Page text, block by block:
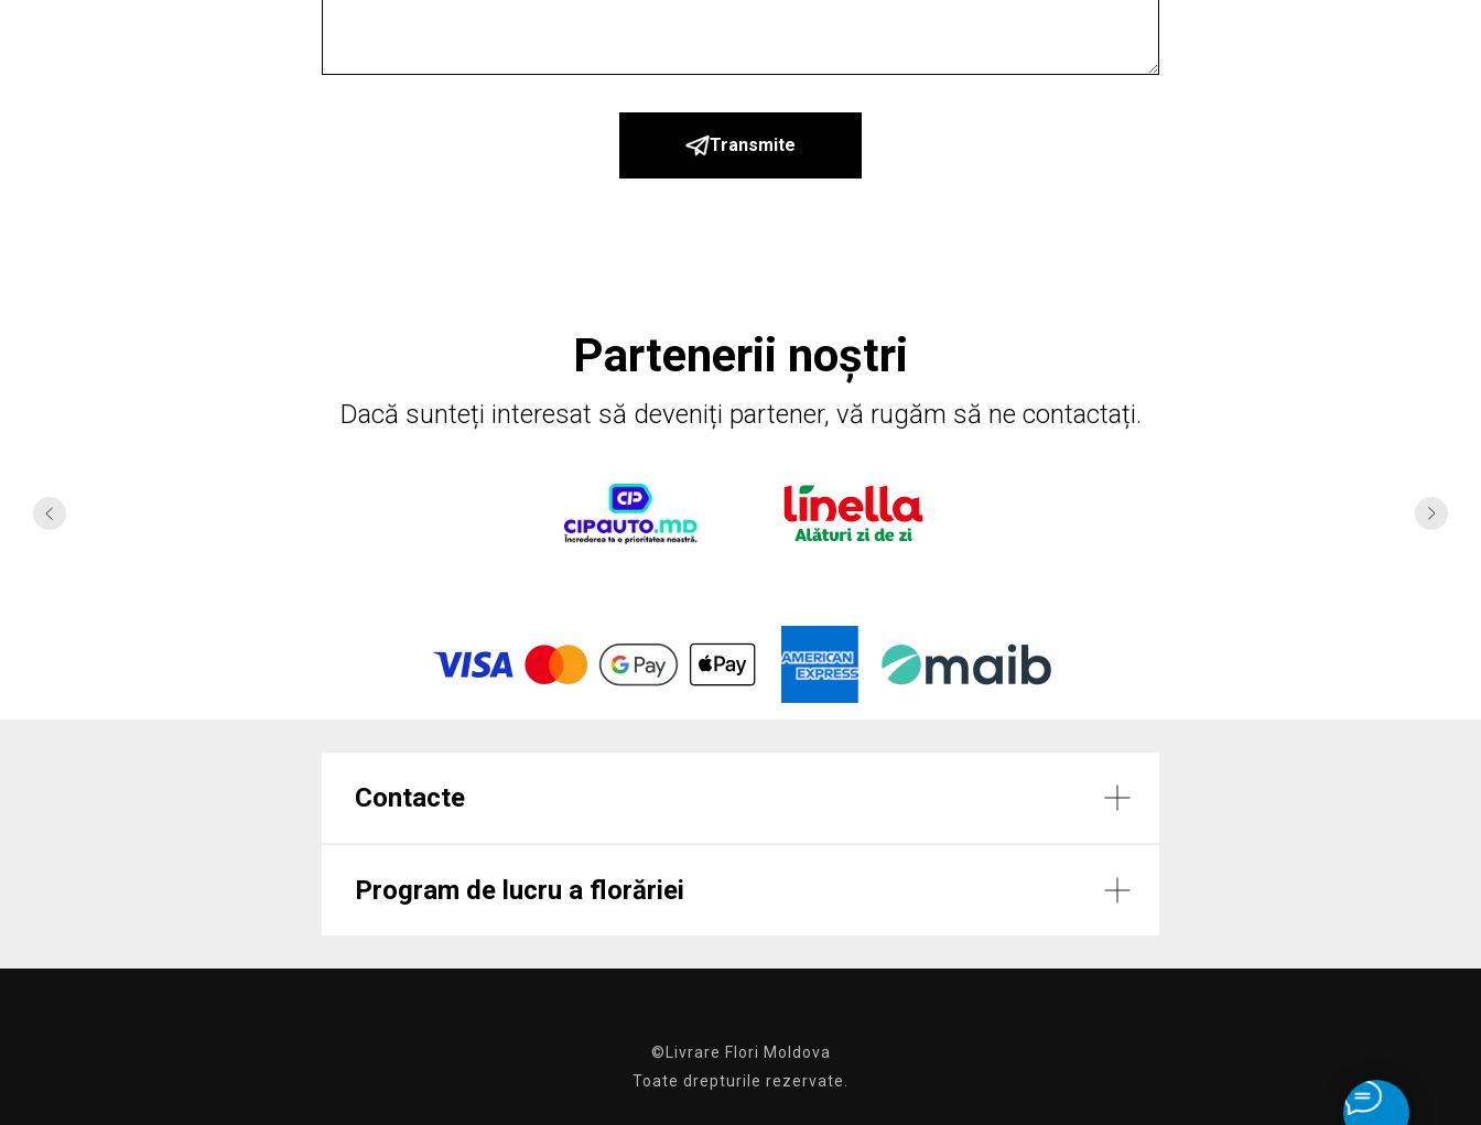
Transmite
Partenerii noștri
Dacă sunteți interesat să deveniți partener, vă rugăm să ne contactați.
Contacte
Program de lucru a florăriei
©Livrare Flori Moldova
Toate drepturile rezervate.